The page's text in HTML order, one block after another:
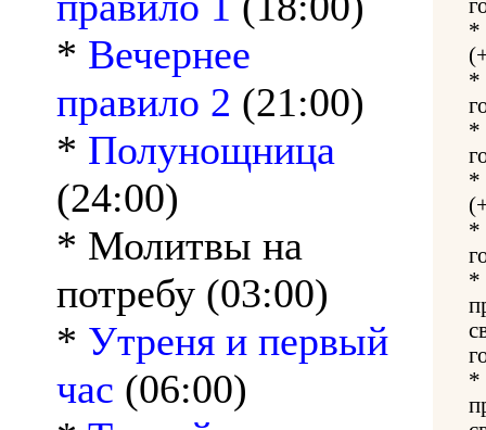
* Вечернее
правило 2 (21:00)
* Полунощница
(24:00)
* Молитвы на
потребу (03:00)
* Утреня и первый
час (06:00)
*
*
*
*
*
*
*